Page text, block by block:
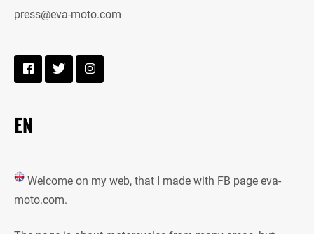
press@eva-moto.com
EN
Welcome on my web, that I made with FB page eva-
moto.com.